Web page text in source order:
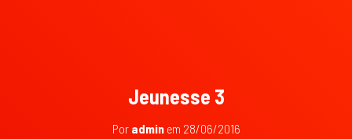
Jeunesse 3
Por adminem 28/06/2016